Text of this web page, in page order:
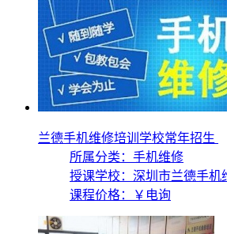
兰德手机维修培训学校常年招生
所属分类：手机维修
授课学校： 深圳市兰德手机
课程价格：
￥电询